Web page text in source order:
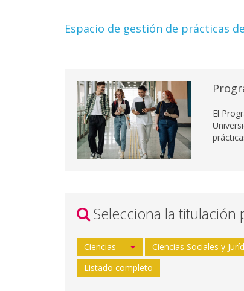
Espacio de gestión de prácticas
El
Selecciona la
Ciencias Ciencias Sociales y
Listado completo